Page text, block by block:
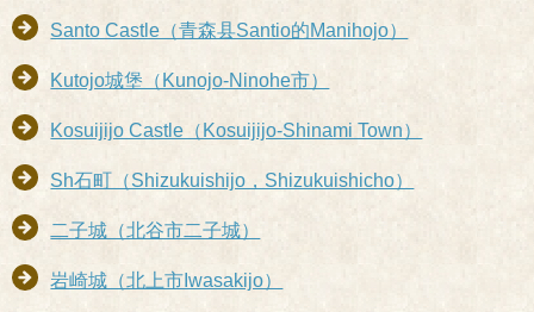
Santo Castle（青森县Santio的Manihojo）
Kutojo城堡（Kunojo-Ninohe市）
Kosuijijo Castle（Kosuijijo-Shinami Town）
Sh石町（Shizukuishijo，Shizukuishicho）
二子城（北谷市二子城）
岩崎城（北上市Iwasakijo）